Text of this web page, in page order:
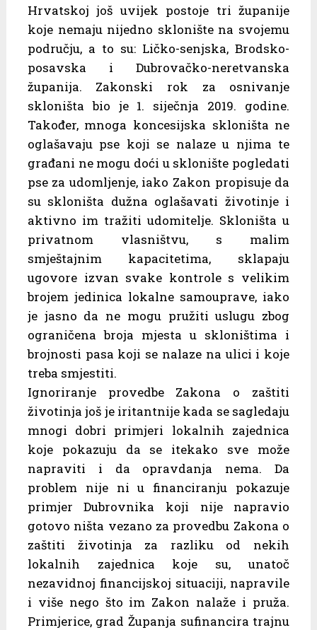
Hrvatskoj još uvijek postoje tri županije
koje nemaju nijedno sklonište na svojemu
području, a to su: Ličko-senjska, Brodsko-
posavska i Dubrovačko-neretvanska
županija. Zakonski rok za osnivanje
skloništa bio je 1. siječnja 2019. godine.
Također, mnoga koncesijska skloništa ne
oglašavaju pse koji se nalaze u njima te
građani ne mogu doći u sklonište pogledati
pse za udomljenje, iako Zakon propisuje da
su skloništa dužna oglašavati životinje i
aktivno im tražiti udomitelje. Skloništa u
privatnom vlasništvu, s malim
smještajnim kapacitetima, sklapaju
ugovore izvan svake kontrole s velikim
brojem jedinica lokalne samouprave, iako
je jasno da ne mogu pružiti uslugu zbog
ograničena broja mjesta u skloništima i
brojnosti pasa koji se nalaze na ulici i koje
treba smjestiti.
Ignoriranje provedbe Zakona o zaštiti
životinja još je iritantnije kada se sagledaju
mnogi dobri primjeri lokalnih zajednica
koje pokazuju da se itekako sve može
napraviti i da opravdanja nema. Da
problem nije ni u financiranju pokazuje
primjer Dubrovnika koji nije napravio
gotovo ništa vezano za provedbu Zakona o
zaštiti životinja za razliku od nekih
lokalnih zajednica koje su, unatoč
nezavidnoj financijskoj situaciji, napravile
i više nego što im Zakon nalaže i pruža.
Primjerice, grad Županja sufinancira trajnu